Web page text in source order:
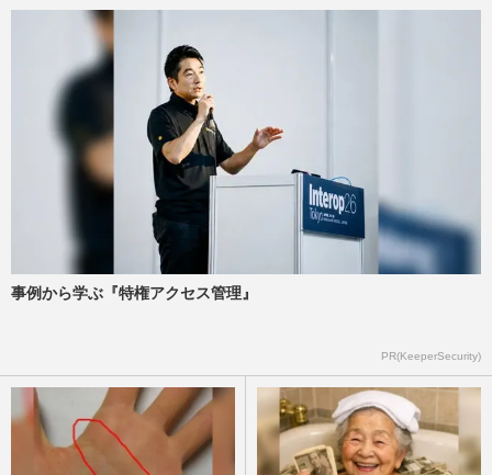
事例から学ぶ『特権アクセス管理』
PR(KeeperSecurity)